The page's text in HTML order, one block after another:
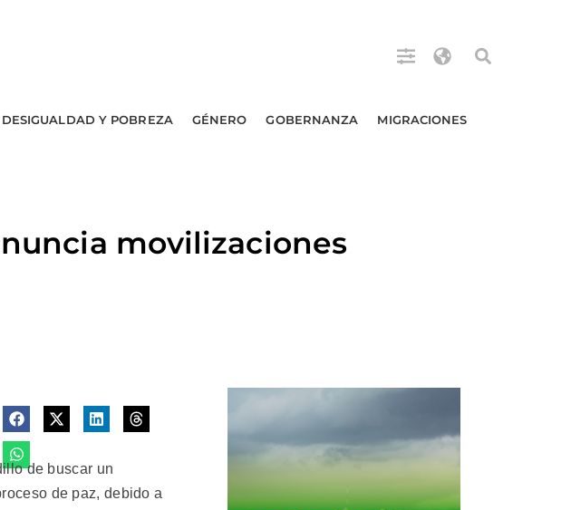
DESIGUALDAD Y POBREZA GÉNERO GOBERNANZA MIGRACIONES
movilizaciones
de buscar un
de paz, debido a